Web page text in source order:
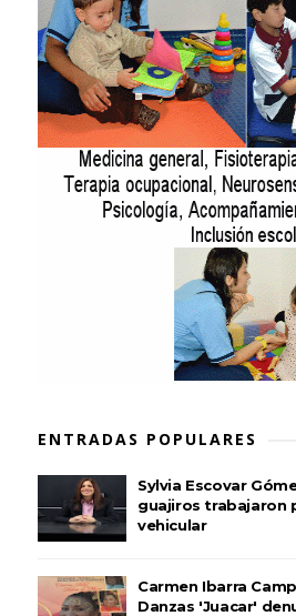
ENTRADAS POPULARES
Sylvia Escovar
guajiros trabajaron
vehicular
Carmen Ibarra
Danzas 'Juacar'